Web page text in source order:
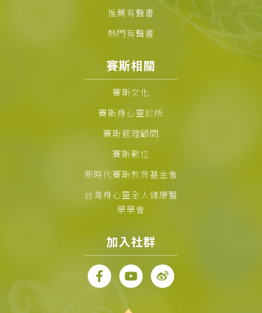
推薦有聲書
熱門有聲書
賽斯相關
賽斯文化
賽斯身心靈診所
賽斯管理顧問
賽斯數位
新時代賽斯教育基金會
台灣身心靈全人健康醫
學學會
加入社群